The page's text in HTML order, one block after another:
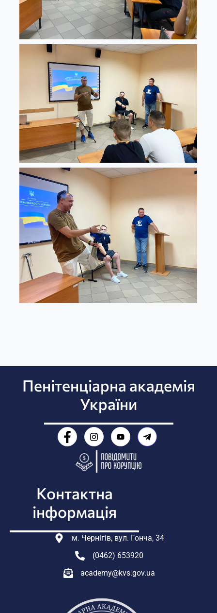
Пенітенціарна академія
України
Контактна
інформація
м. Чернігів, вул. Гонча, 34
(0462) 653920
academy@kvs.gov.ua